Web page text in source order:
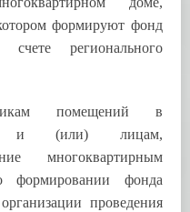
формируют фонд
регионального
помещений в
и (или) лицам,
многоквартирным
формировании фонда
проведения